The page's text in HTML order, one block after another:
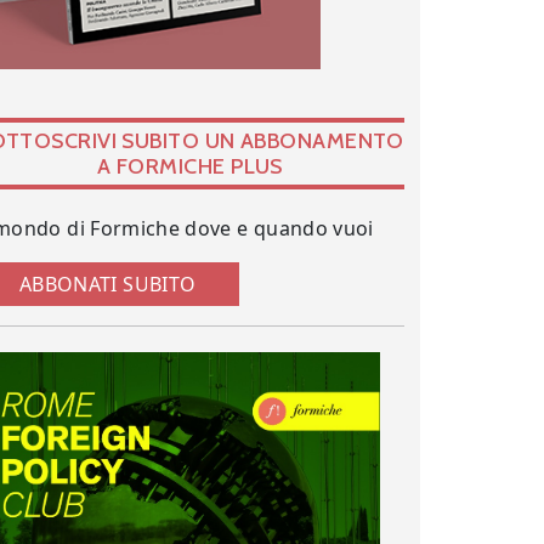
SUBITO UN ABBONAMENTO
A FORMICHE PLUS
di Formiche dove e quando vuoi
ABBONATI SUBITO